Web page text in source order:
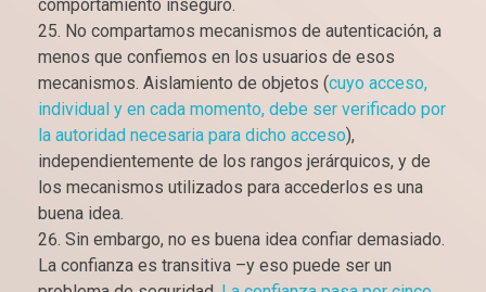
comportamiento inseguro.
No compartamos mecanismos de autenticación, a
menos que confiemos en los usuarios de esos
mecanismos. Aislamiento de objetos (cuyo acceso,
individual y en cada momento, debe ser verificado por
la autoridad necesaria para dicho acceso),
independientemente de los rangos jerárquicos, y de
los mecanismos utilizados para accederlos es una
buena idea.
Sin embargo, no es buena idea confiar demasiado.
La confianza es transitiva –y eso puede ser un